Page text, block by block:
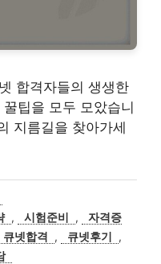
합격자들의 생생한
팁을 모두 모았습니
지름길을 찾아가세
, 시험준비 ,
자격증
큐넷합격 , 큐넷후기
,